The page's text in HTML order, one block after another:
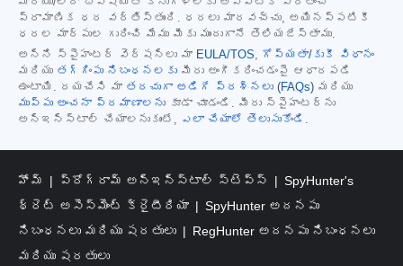
ప్రామాణిక ధర వర్తిస్తుంది. ధరలు మారవచ్చు, అయినప్పటికీ
ధరల మార్పుల గురించి మేము మీకు ముందుగానే తెలియజేస్తాము.
అన్ని స్పైహంటర్ వెర్షన్‌లు మా EULA/TOS
గోప్యతా/కుకీ విధానం
మరియు తగ్గింపు నిబంధనలకు మీరు అంగీకరించడంపై ఆధారపడి
ఉంటాయి. దయచేసి మా తరచుగా అడిగే ప్రశ్నలు (FAQs) మరియు
ముప్పు అంచనా ప్రమాణాలను కూడా చూడండి. మీరు స్పైహంటర్‌ను
అన్‌ఇన్‌స్టాల్ చేయాలనుకుంటే,
ఎలా చేయాలో తెలుసుకోండి
హోమ్ ప్రోగ్రామ్ అన్‌ఇన్‌స్టాల్ స్టెప్స్
SpyHunter's
థ్రెట్ అసెస్‌మెంట్ క్రైటీరియా
SpyHunter అదనపు
నిబంధనలు మరియు షరతులు
RegHunter అదనపు నిబంధనలు
మరియు షరతులు